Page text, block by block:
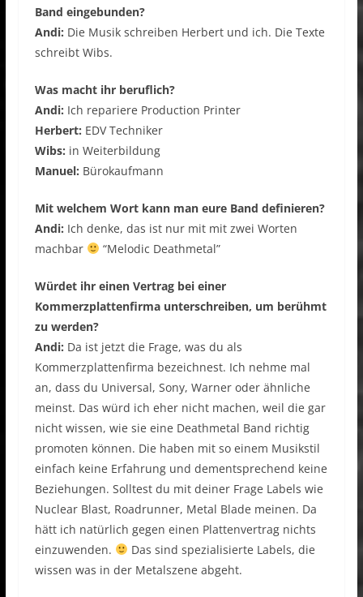
Band eingebunden?
Andi: Die Musik schreiben Herbert und ich. Die Texte
schreibt Wibs.
Was macht ihr beruflich?
Andi: Ich repariere Production Printer
Herbert: EDV Techniker
Wibs: in Weiterbildung
Manuel: Bürokaufmann
Mit welchem Wort kann man eure Band definieren?
Andi: Ich denke, das ist nur mit mit zwei Worten
machbar
“Melodic Deathmetal”
Würdet ihr einen Vertrag bei einer
Kommerzplattenfirma unterschreiben, um berühmt
zu werden?
Andi: Da ist jetzt die Frage, was du als
Kommerzplattenfirma bezeichnest. Ich nehme mal
an, dass du Universal, Sony, Warner oder ähnliche
meinst. Das würd ich eher nicht machen, weil die gar
nicht wissen, wie sie eine Deathmetal Band richtig
promoten können. Die haben mit so einem Musikstil
einfach keine Erfahrung und dementsprechend keine
Beziehungen. Solltest du mit deiner Frage Labels wie
Nuclear Blast, Roadrunner, Metal Blade meinen. Da
hätt ich natürlich gegen einen Plattenvertrag nichts
einzuwenden.
Das sind spezialisierte Labels, die
wissen was in der Metalszene abgeht.